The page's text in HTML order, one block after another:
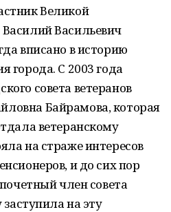
Великой
Васильевич
вписано в историю
города. С 2003 года
совета ветеранов
Байрамова, которая
ветеранскому
на страже интересов
и до сих пор
член совета
заступила на эту